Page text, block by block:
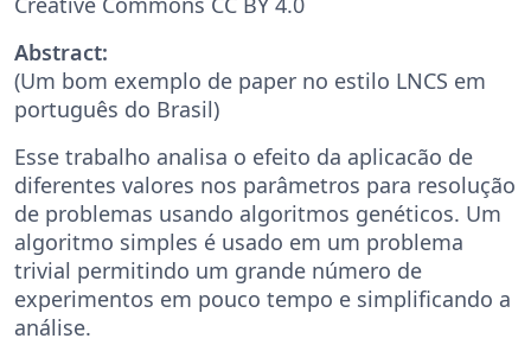
Abstract:
(Um bom exemplo de paper no estilo LNCS em
português do Brasil)
Esse trabalho analisa o efeito da aplicacão de
diferentes valores nos parâmetros para resolução
de problemas usando algoritmos genéticos. Um
algoritmo simples é usado em um problema
trivial permitindo um grande número de
experimentos em pouco tempo e simplificando a
análise.